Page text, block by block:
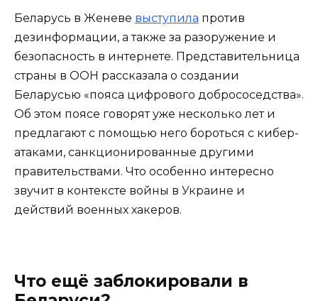
Беларусь в Женеве выступила против
дезинформации, а также за разоружение и
безопасность в интернете. Представительница
страны в ООН рассказала о создании
Беларусью «пояса цифрового добрососедства».
Об этом поясе говорят уже несколько лет и
предлагают с помощью него бороться с кибер-
атаками, санкционированные другими
правительствами. Что особенно интересно
звучит в контексте войны в Украине и
действий военных хакеров.
Что ещё заблокировали в